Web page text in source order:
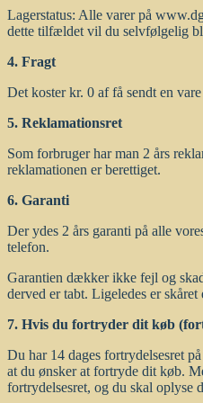
Lagerstatus: Alle varer på
dette tilfældet vil du selvfølgelig
4. Fragt
Det koster kr. 0 af få sendt en
5. Reklamationsret
Som forbruger har man 2 års
reklamationen er berettiget.
6. Garanti
Der ydes 2 års garanti på alle
telefon.
Garantien dækker ikke fejl og
derved er tabt. Ligeledes er
7. Hvis du fortryder dit køb
Du har 14 dages fortrydelsesret
at du ønsker at fortryde dit køb.
fortrydelsesret, og du skal oplyse